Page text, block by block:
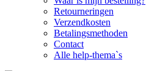
Retourneringen
Verzendkosten
Betalingsmethoden
Contact
Alle help-thema`s